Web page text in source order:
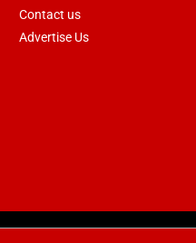
Contact us
Advertise Us